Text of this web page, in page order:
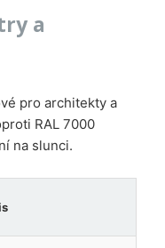
a
pro architekty a
RAL 7000
na slunci.